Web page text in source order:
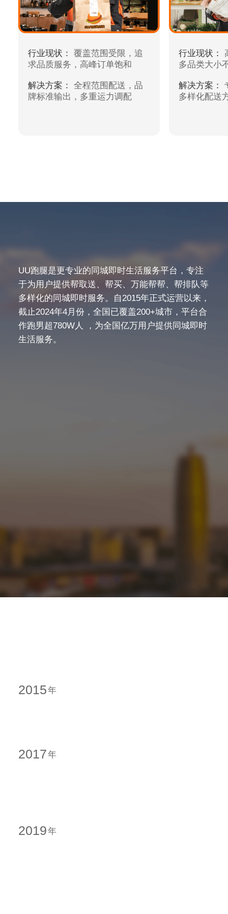
行业现状：
覆盖范围受限，追
求品质服务，高峰订单饱和
解决方案：
全程范围配送，品
牌标准输出，多重运力调配
行业现状：
多品类大小
解决方案：
多样化配送
UU跑腿是更专业的同城即时生活服务平台，专注
于为用户提供帮取送、帮买、万能帮帮、帮排队等
多样化的同城即时服务。自2015年正式运营以来，
截止2024年4月份，全国已覆盖200+城市，平台合
作跑男超780W人 ，为全国亿万用户提供同城即时
生活服务。
2015
2017
2019